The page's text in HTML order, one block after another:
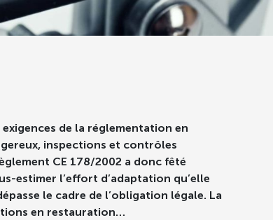
de la réglementation en
inspections et contrôles
CE 178/2002 a donc fêté
estimer l’effort d’adaptation qu’elle
le cadre de l’obligation légale. La
en restauration…